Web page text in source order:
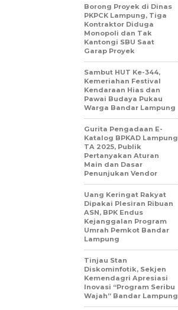
Borong Proyek di Dinas
PKPCK Lampung, Tiga
Kontraktor Diduga
Monopoli dan Tak
Kantongi SBU Saat
Garap Proyek
Sambut HUT Ke-344,
Kemeriahan Festival
Kendaraan Hias dan
Pawai Budaya Pukau
Warga Bandar Lampung
Gurita Pengadaan E-
Katalog BPKAD Lampung
TA 2025, Publik
Pertanyakan Aturan
Main dan Dasar
Penunjukan Vendor
Uang Keringat Rakyat
Dipakai Plesiran Ribuan
ASN, BPK Endus
Kejanggalan Program
Umrah Pemkot Bandar
Lampung
Tinjau Stan
Diskominfotik, Sekjen
Kemendagri Apresiasi
Inovasi “Program Seribu
Wajah” Bandar Lampung